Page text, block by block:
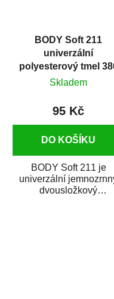
BODY Soft 211
univerzální
polyesterový tmel
g
Skladem
95 Kč
DO KOŠÍKU
BODY Soft 211 je
univerzální
dvousložkový